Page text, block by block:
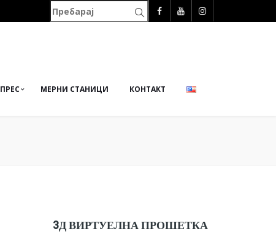
ПРЕС МЕРНИ СТАНИЦИ КОНТАКТ
3Д ВИРТУЕЛНА ПРОШЕТКА